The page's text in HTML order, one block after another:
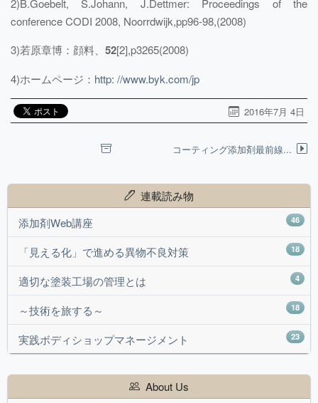
conference CODI 2008, Noorrdwijk,pp96-98,(2008)
3)若原章博：顔料、 52[2],p3265(2008)
4)ホームページ： http: //www.byk.com/jp
2016年7月 4日
コーティング添加剤最前線...
連載読み物
添加剤Web講座
46
「見える化」で進める異物不良対策 18
適切な塗装工場の管理とは 4
～技術を旅する～ 18
実践ボディショップマネージメント 23
About Us